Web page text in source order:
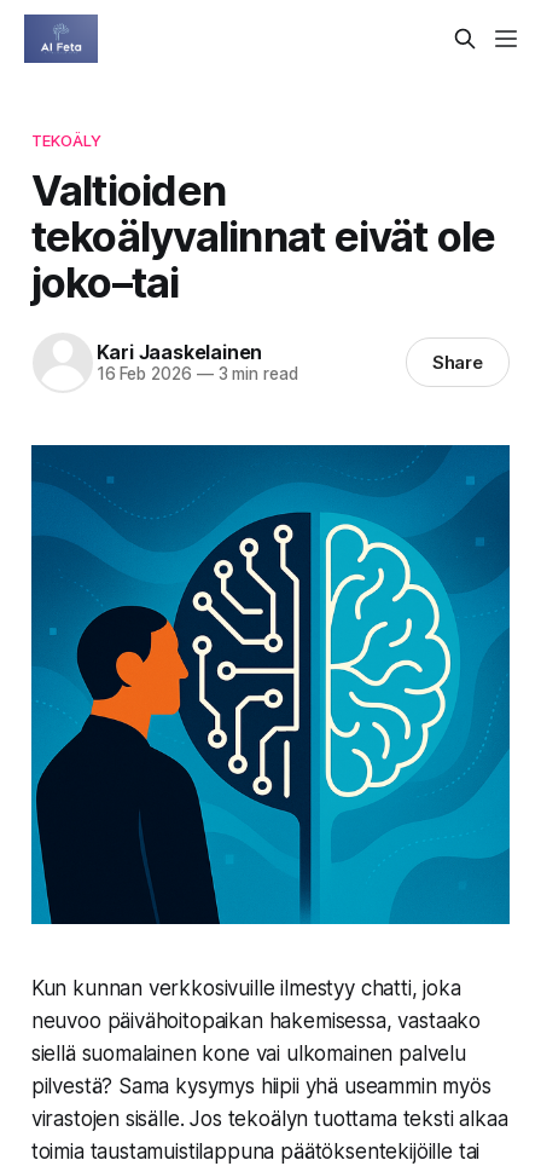
TEKOÄLY
Valtioiden
tekoälyvalinnat eivät ole
joko–tai
Kari Jaaskelainen
16 Feb 2026 —3 min read Share
Kun kunnan verkkosivuille ilmestyy chatti, joka
neuvoo päivähoitopaikan hakemisessa, vastaako
siellä suomalainen kone vai ulkomainen palvelu
pilvestä? Sama kysymys hiipii yhä useammin myös
virastojen sisälle. Jos tekoälyn tuottama teksti alkaa
toimia taustamuistilappuna päätöksentekijöille tai